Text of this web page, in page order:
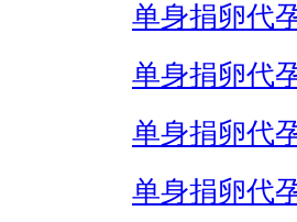
单身捐卵代
单身捐卵代
单身捐卵代
单身捐卵代